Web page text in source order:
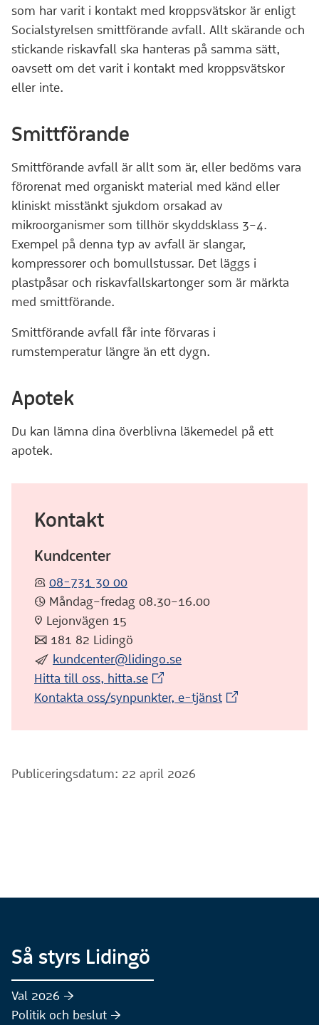
som har varit i kontakt med kroppsvätskor är enligt
Socialstyrelsen smittförande avfall. Allt skärande och
stickande riskavfall ska hanteras på samma sätt,
oavsett om det varit i kontakt med kroppsvätskor
eller inte.
Smittförande
Smittförande avfall är allt som är, eller bedöms vara
förorenat med organiskt material med känd eller
kliniskt misstänkt sjukdom orsakad av
mikroorganismer som tillhör skyddsklass 3–4.
Exempel på denna typ av avfall är slangar,
kompressorer och bomullstussar. Det läggs i
plastpåsar och riskavfallskartonger som är märkta
med smittförande.
Smittförande avfall får inte förvaras i
rumstemperatur längre än ett dygn.
Apotek
Du kan lämna dina överblivna läkemedel på ett
apotek.
Kontakt
Kundcenter
:telefon: 08-731 30 00
:klocka: Måndag–fredag 08.30–16.00
:pin: Lejonvägen 15
:post: 181 82 Lidingö
:skicka: kundcenter@lidingo.se
Hitta till oss, hitta.se(Extern webbplats)
Kontakta oss/synpunkter, e-tjänst(Extern
Publiceringsdatum: 22 april 2026
Så styrs Lidingö
Val 2026 :höger:
Politik och beslut :höger: